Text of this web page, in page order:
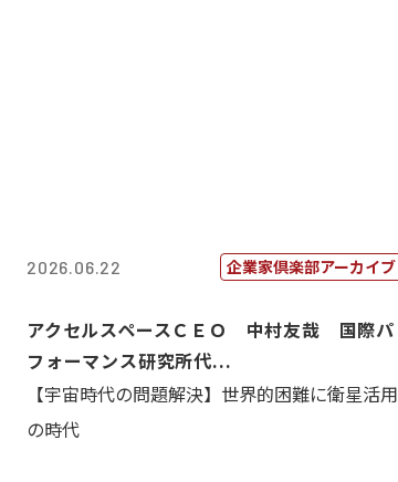
2026.06.22 企業家倶楽部アーカイブ
アクセルスペースＣＥＯ 中村友哉 国際パ
フォーマンス研究所代...
【宇宙時代の問題解決】世界的困難に衛星活用
の時代